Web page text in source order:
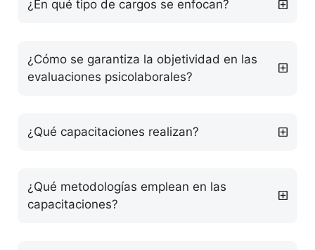
¿En qué tipo de cargos se enfocan?
¿Cómo se garantiza la objetividad en las
evaluaciones psicolaborales?
¿Qué capacitaciones realizan?
¿Qué metodologías emplean en las
capacitaciones?